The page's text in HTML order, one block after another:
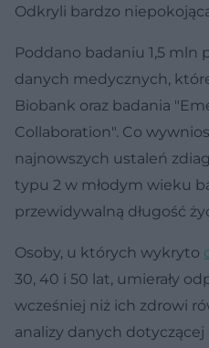
Odkryli bardzo
Poddano badaniu 1,5 mln
danych medycznych,
Biobank oraz badania
Collaboration". Co
najnowszych ustaleń
typu 2 w młodym wieku
przewidywalną długość
Osoby, u których wykryto
30, 40 i 50 lat, umierały
wcześniej niż ich zdrowi
analizy danych